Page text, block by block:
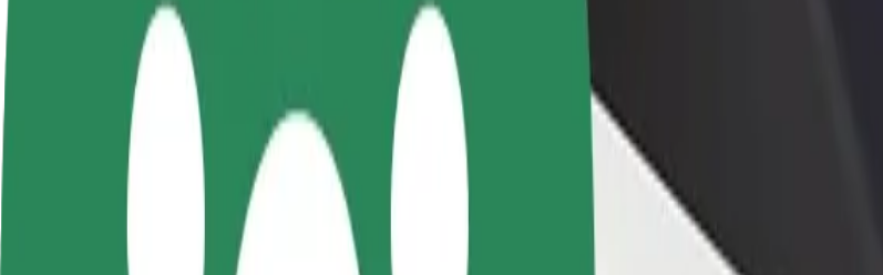
Colaborar como conductor
Gana dinero colaborando
Colaborar como repartidor
Reparte comida y cobra todas las
Cómo ir de "Kielce Exhibition Halls" a "Galeria Korona"
¿Buscas la mejor manera de ir de "Kielce Exhibition Halls" a "Galeria Korona"? Echa un vistazo a nuestros servicios y
Descargar la app
Kielce Exhibition Halls